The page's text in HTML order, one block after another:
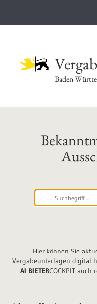
Baden-
Hier können Sie
Vergabeunterlagen digital
AI BIETERCOCKPIT